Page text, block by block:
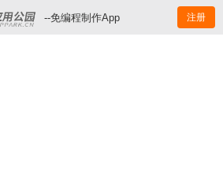
--免编程制作App 注册